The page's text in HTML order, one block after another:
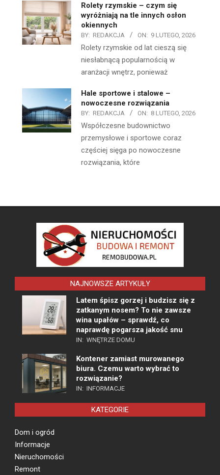
Rolety rzymskie – czym się
wyróżniają na tle innych osłon
okiennych
BY: REDAKCJA ON: 9 LUTEGO, 2026
Rolety rzymskie od lat cieszą się
niesłabnącą popularnością w
aranżacji wnętrz, ponieważ
Hale sportowe i stalowe –
nowoczesne rozwiązania
BY: REDAKCJA ON: 8 LUTEGO, 2026
Współczesne budownictwo
przemysłowe i sportowe coraz
częściej sięga po nowoczesne
rozwiązania, które
NAJNOWSZE ARTYKUŁY
Latem śpisz gorzej i budzisz się z
zatkanym nosem? To nie zawsze
wina upałów – sprawdź, co
naprawdę pogarsza jakość snu
IN: WNĘTRZE DOMU
Kontener zamiast murowanego
biura. Czemu warto wybrać to
rozwiązanie?
IN: INFORMACJE
KATEGORIE
Dom i ogród
Informacje
Nieruchomości
Remont